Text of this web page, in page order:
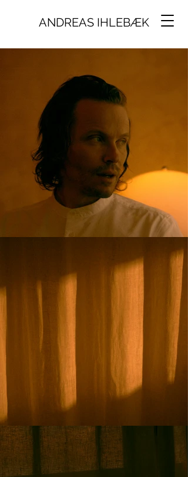
ANDREAS IHLEBÆK